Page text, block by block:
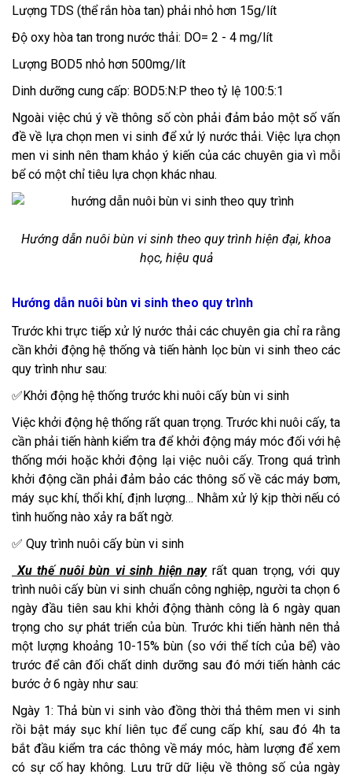
Lượng TDS (thể rắn hòa tan) phải nhỏ hơn 15g/lít
Độ oxy hòa tan trong nước thải: DO= 2 - 4 mg/lít
Lượng BOD5 nhỏ hơn 500mg/lít
Dinh dưỡng cung cấp: BOD5:N:P theo tỷ lệ 100:5:1
Ngoài việc chú ý về thông số còn phải đảm bảo một số vấn
đề về lựa chọn men vi sinh để xử lý nước thải. Việc lựa chọn
men vi sinh nên tham khảo ý kiến của các chuyên gia vì mỗi
bể có một chỉ tiêu lựa chọn khác nhau.
Hướng dẫn nuôi bùn vi sinh theo quy trình hiện đại, khoa
học, hiệu quả
Hướng dẫn nuôi bùn vi sinh theo quy trình
Trước khi trực tiếp xử lý nước thải các chuyên gia chỉ ra rằng
cần khởi động hệ thống và tiến hành lọc bùn vi sinh theo các
quy trình như sau:
✅Khởi động hệ thống trước khi nuôi cấy bùn vi sinh
Việc khởi động hệ thống rất quan trọng. Trước khi nuôi cấy, ta
cần phải tiến hành kiểm tra để khởi động máy móc đối với hệ
thống mới hoặc khởi động lại việc nuôi cấy. Trong quá trình
khởi động cần phải đảm bảo các thông số về các máy bơm,
máy sục khí, thổi khí, định lượng… Nhằm xử lý kịp thời nếu có
tình huống nào xảy ra bất ngờ.
✅ Quy trình nuôi cấy bùn vi sinh
Xu thế nuôi bùn vi sinh hiện nayrất quan trọng, với quy
trình nuôi cấy bùn vi sinh chuẩn công nghiệp, người ta chọn 6
ngày đầu tiên sau khi khởi động thành công là 6 ngày quan
trọng cho sự phát triển của bùn. Trước khi tiến hành nên thả
một lượng khoảng 10-15% bùn (so với thể tích của bể) vào
trước để cân đối chất dinh dưỡng sau đó mới tiến hành các
bước ở 6 ngày như sau:
Ngày 1: Thả bùn vi sinh vào đồng thời thả thêm men vi sinh
rồi bật máy sục khí liên tục để cung cấp khí, sau đó 4h ta
bắt đầu kiểm tra các thông về máy móc, hàm lượng để xem
có sự cố hay không. Lưu trữ dữ liệu về thông số của ngày